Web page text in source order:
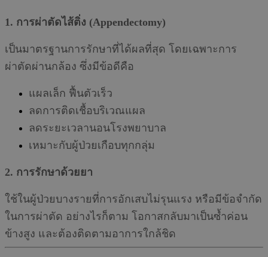
1. การผ่าตัดไส้ติ่ง (Appendectomy)
เป็นมาตรฐานการรักษาที่ได้ผลที่สุด โดยเฉพาะการ
ผ่าตัดผ่านกล้อง ซึ่งมีข้อดีคือ
แผลเล็ก ฟื้นตัวเร็ว
ลดการติดเชื้อบริเวณแผล
ลดระยะเวลานอนโรงพยาบาล
เหมาะกับผู้ป่วยเกือบทุกกลุ่ม
2. การรักษาด้วยยา
ใช้ในผู้ป่วยบางรายที่การอักเสบไม่รุนแรง หรือมีข้อจำกัด
ในการผ่าตัด อย่างไรก็ตาม โอกาสกลับมาเป็นซ้ำค่อน
ข้างสูง และต้องติดตามอาการใกล้ชิด